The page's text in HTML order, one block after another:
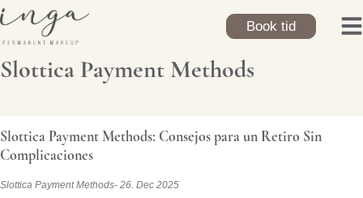
Skip
to
content
Book tid
Slottica Payment Methods
Slottica Payment Methods: Consejos para un Retiro Sin
Complicaciones
Slottica Payment Methods 26. Dec 2025